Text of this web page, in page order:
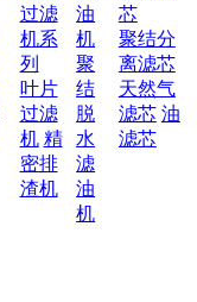
过滤
机系
列
叶片
过滤
机 精
密排
渣机
油
机
聚
结
脱
水
滤
油
机
芯
聚结分
离滤芯
天然气
滤芯 油
滤芯